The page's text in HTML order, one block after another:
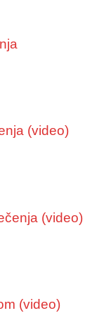
(video)
(video)
(video)